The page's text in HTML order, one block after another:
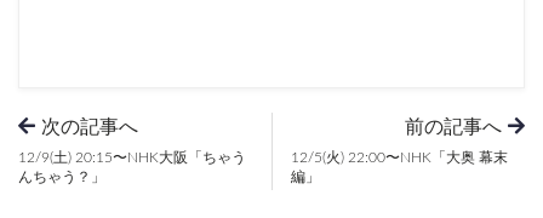
次の記事へ
12/9(土) 20:15〜NHK大阪「ちゃう
んちゃう？」
前の記事へ
12/5(火) 22:00〜NHK「大奥 幕末
編」